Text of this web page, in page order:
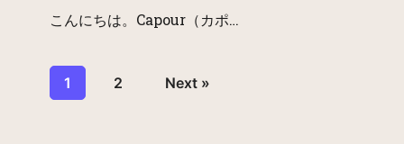
こんにちは。Capour（カポ…
1 2 Next »